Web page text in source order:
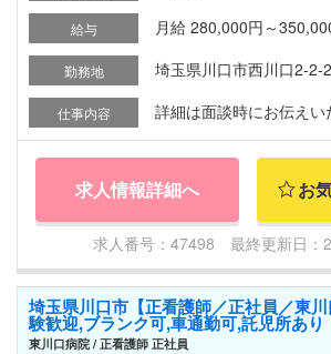
給与 月給 280,000円～
勤務地 埼玉県川口市西川口2-2-2
仕事内容 詳細は面談時にお伝えい
求人情報詳細へ お
求人番号：47498 最終更新日：
埼玉県川口市【正看護師／正社員／東
験歓迎,ブランク可,車通勤可,託児所あり
東川口病院 / 正看護師 正社員